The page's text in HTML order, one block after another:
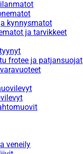
kynnysmatot
ja tarvikkeet
frotee ja patjansuojat
veneily